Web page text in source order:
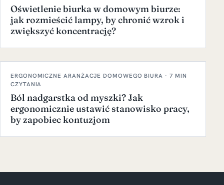
Oświetlenie biurka w domowym biurze:
jak rozmieścić lampy, by chronić wzrok i
zwiększyć koncentrację?
ERGONOMICZNE ARANŻACJE DOMOWEGO BIURA · 7 MIN
CZYTANIA
Ból nadgarstka od myszki? Jak
ergonomicznie ustawić stanowisko pracy,
by zapobiec kontuzjom